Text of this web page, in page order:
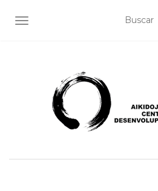
ALTERNAR NAVEGACIÓN